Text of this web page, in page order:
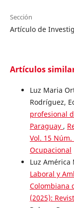
Sección
Artículo de
Artículos
Luz Maria
Rodríguez,
profesional
Paraguay ,
Vol. 15
Ocupacional
Luz América
Laboral y
Colombiana
(2025):